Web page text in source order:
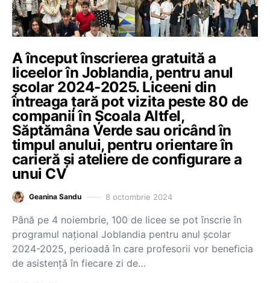
A început înscrierea gratuită a
liceelor în Joblandia, pentru anul
școlar 2024-2025. Liceeni din
întreaga țară pot vizita peste 80 de
companii în Școala Altfel,
Săptămâna Verde sau oricând în
timpul anului, pentru orientare în
carieră și ateliere de configurare a
unui CV
Geanina Sandu 8 octombrie 2024
Până pe 4 noiembrie, 100 de licee se pot înscrie în
programul național Joblandia pentru anul școlar
2024-2025, perioadǎ în care profesorii vor beneficia
de asistențǎ în fiecare zi de…